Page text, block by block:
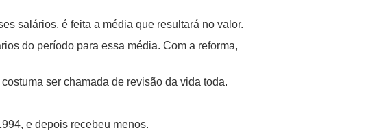
salários, é feita a média que resultará no valor.
do período para essa média. Com a reforma,
ser chamada de revisão da vida toda.
e depois recebeu menos.